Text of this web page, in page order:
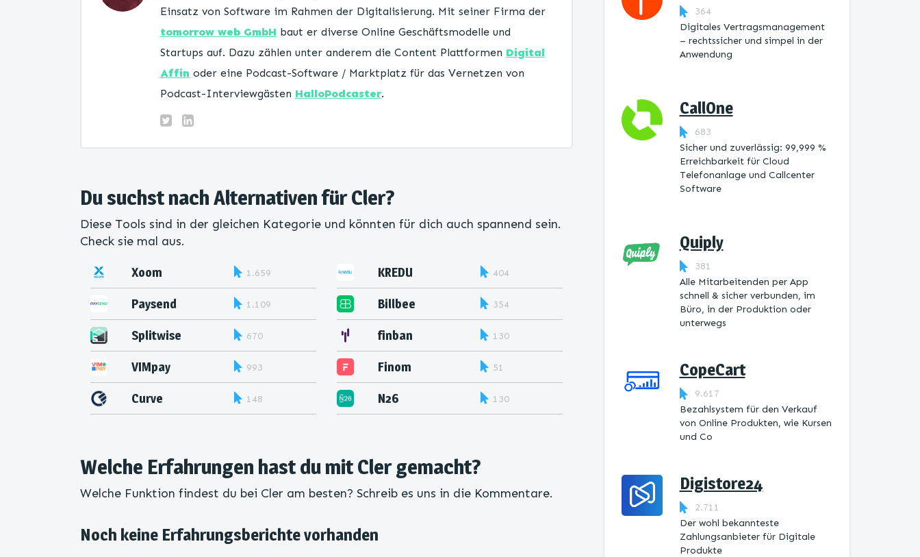
Einsatz von Software im Rahmen der Digitalisierung. Mit seiner Firma der
tomorrow web GmbH baut er diverse Online Geschäftsmodelle und
Startups auf. Dazu zählen unter anderem die Content Plattformen Digital
Affin oder eine Podcast-Software / Marktplatz für das Vernetzen von
Podcast-Interviewgästen HalloPodcaster.
Du suchst nach Alternativen für Cler?
Diese Tools sind in der gleichen Kategorie und könnten für dich auch spannend sein.
Check sie mal aus.
Xoom 1.659
Paysend 1.109
Splitwise 670
VIMpay 993
Curve 148
KREDU 404
Billbee 354
finban 130
Finom 51
N26 130
Welche Erfahrungen hast du mit Cler gemacht?
Welche Funktion findest du bei Cler am besten? Schreib es uns in die Kommentare.
Noch keine Erfahrungsberichte vorhanden
364
Digitales Vertragsmanagement
– rechtssicher und simpel in der
Anwendung
CallOne
683
Sicher und zuverlässig: 99,999 %
Erreichbarkeit für Cloud
Telefonanlage und Callcenter
Software
Quiply
381
Alle Mitarbeitenden per App
schnell & sicher verbunden, im
Büro, in der Produktion oder
unterwegs
CopeCart
9.617
Bezahlsystem für den Verkauf
von Online Produkten, wie Kursen
und Co
Digistore24
2.711
Der wohl bekannteste
Zahlungsanbieter für Digitale
Produkte